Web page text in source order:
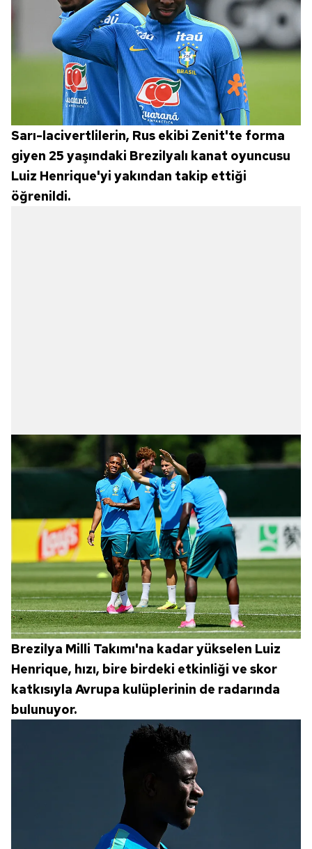
Sarı-lacivertlilerin, Rus ekibi Zenit'te forma
giyen 25 yaşındaki Brezilyalı kanat oyuncusu
Luiz Henrique'yi yakından takip ettiği
öğrenildi.
Brezilya Milli Takımı'na kadar yükselen Luiz
Henrique, hızı, bire birdeki etkinliği ve skor
katkısıyla Avrupa kulüplerinin de radarında
bulunuyor.